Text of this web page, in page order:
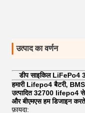
उत्पाद का वर्णन
डीप साइकिल LiFePo4
हमारी Lifepo4 बैटरी, BMS
उत्पादित 32700 lifepo4
और बीएमएस हम डिजाइन
फ़ायदा: